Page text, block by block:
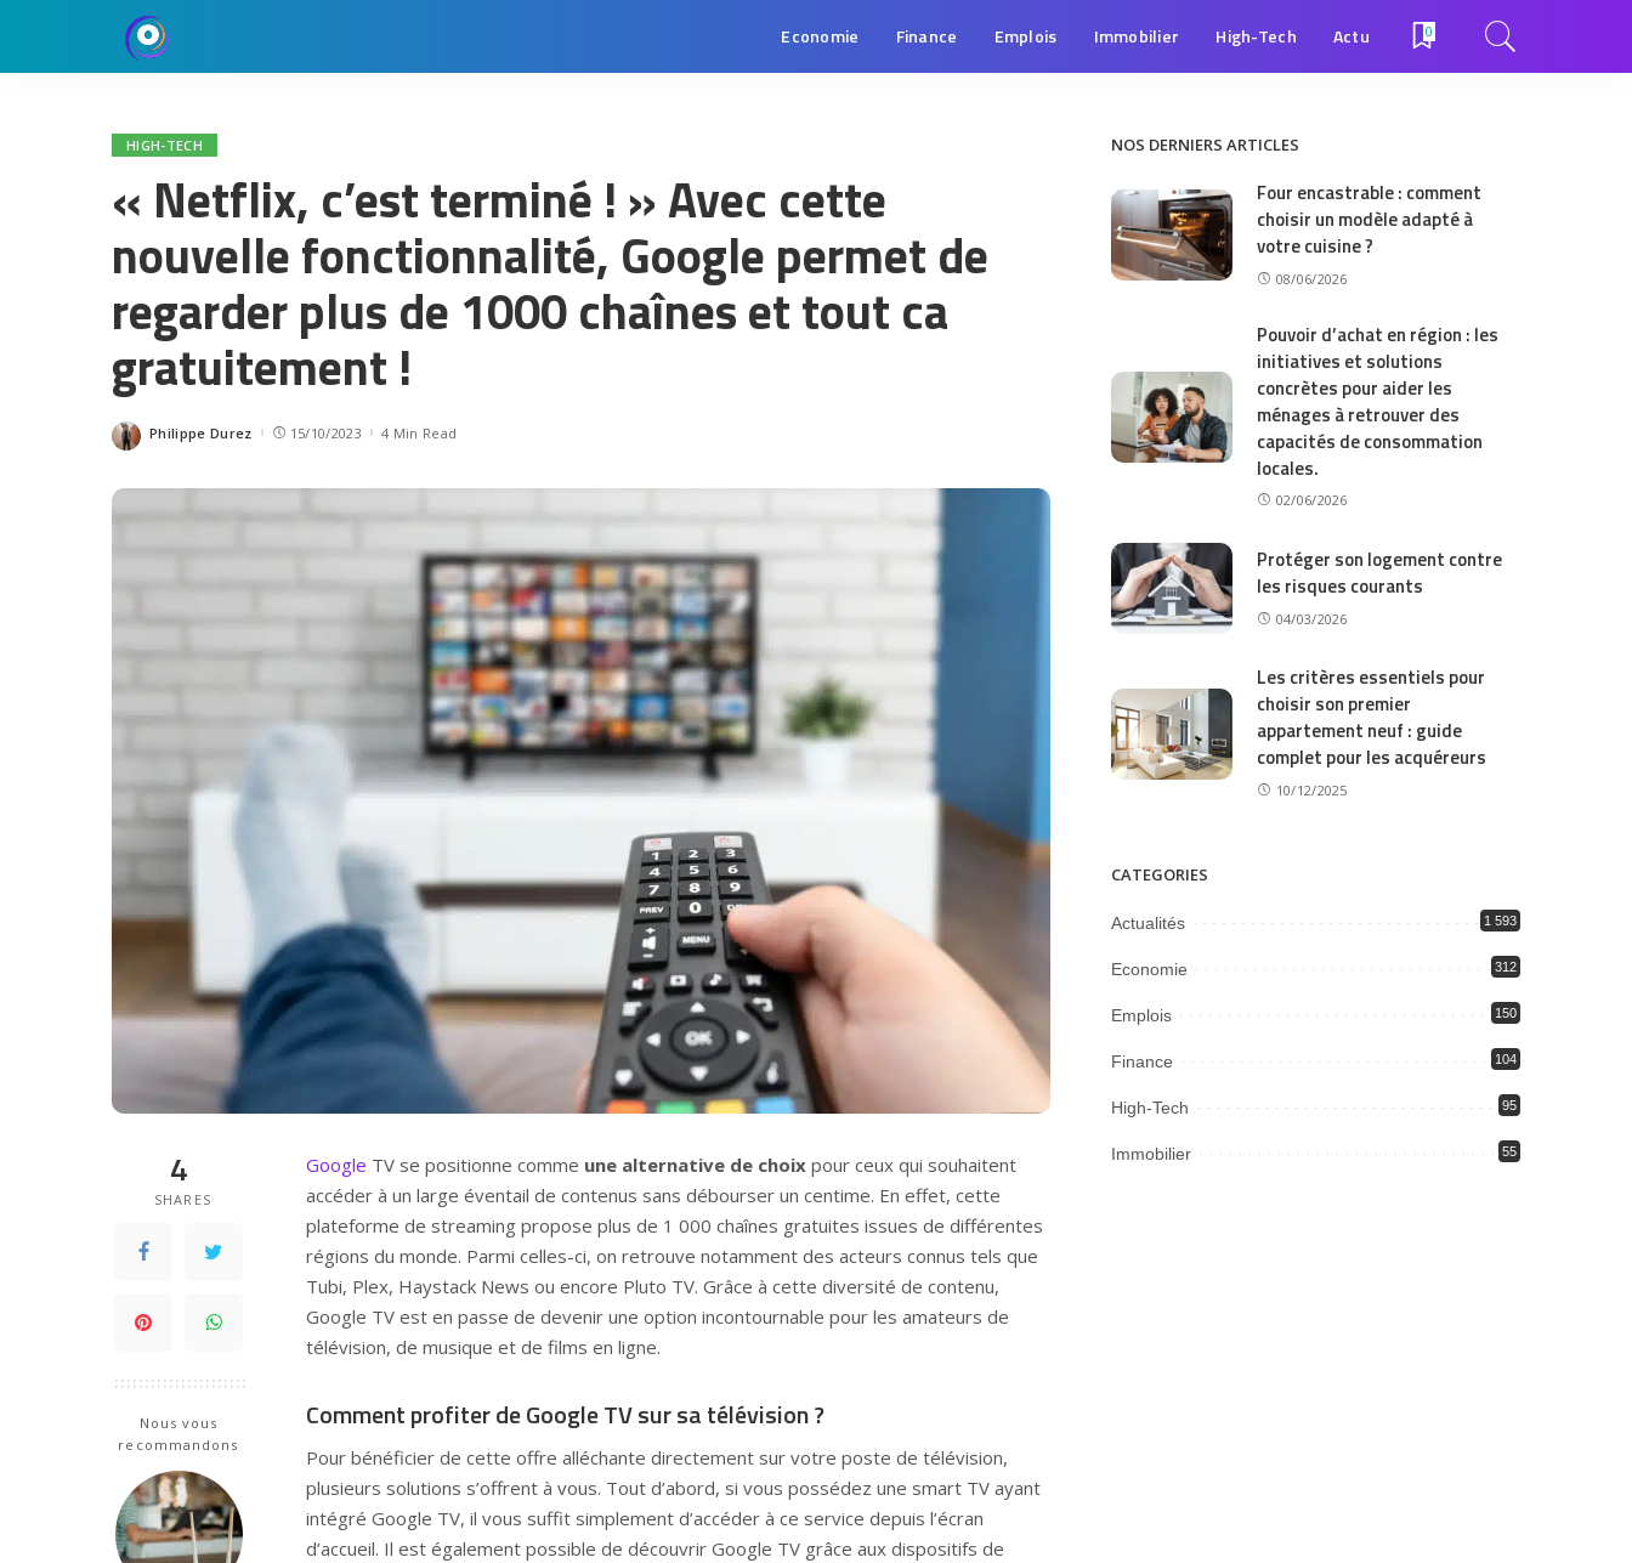
Economie Finance Emplois Immobilier High-Tech Actu 0
HIGH-TECH
« Netflix, c’est terminé ! » Avec cette
nouvelle fonctionnalité, Google permet de
regarder plus de 1000 chaînes et tout ca
gratuitement !
Posted
Philippe Durez 15/10/2023 4 Min Read
4
SHARES
Nous vous
recommandons
Google TV se positionne comme une alternative de choix pour ceux qui souhaitent
accéder à un large éventail de contenus sans débourser un centime. En effet, cette
plateforme de streaming propose plus de 1 000 chaînes gratuites issues de différentes
régions du monde. Parmi celles-ci, on retrouve notamment des acteurs connus tels que
Tubi, Plex, Haystack News ou encore Pluto TV. Grâce à cette diversité de contenu,
Google TV est en passe de devenir une option incontournable pour les amateurs de
télévision, de musique et de films en ligne.
Comment profiter de Google TV sur sa télévision ?
Pour bénéficier de cette offre alléchante directement sur votre poste de télévision,
plusieurs solutions s’offrent à vous. Tout d’abord, si vous possédez une smart TV ayant
intégré Google TV, il vous suffit simplement d’accéder à ce service depuis l’écran
d’accueil. Il est également possible de découvrir Google TV grâce aux dispositifs de
NOS DERNIERS ARTICLES
Four encastrable : comment
choisir un modèle adapté à
votre cuisine ?
08/06/2026
Pouvoir d’achat en région : les
initiatives et solutions
concrètes pour aider les
ménages à retrouver des
capacités de consommation
locales.
02/06/2026
Protéger son logement contre
les risques courants
04/03/2026
Les critères essentiels pour
choisir son premier
appartement neuf : guide
complet pour les acquéreurs
10/12/2025
CATEGORIES
Actualités 1 593
Economie 312
Emplois 150
Finance 104
High-Tech 95
Immobilier 55